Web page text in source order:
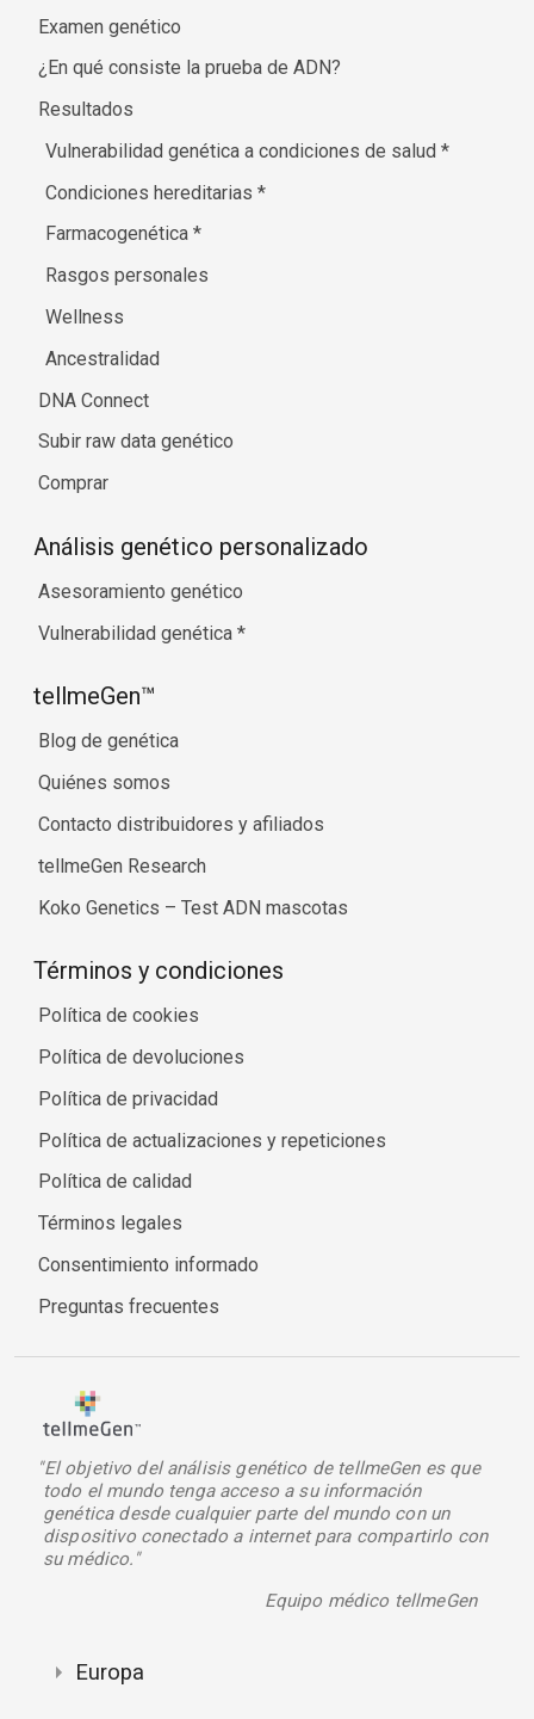
Examen genético
¿En qué consiste la prueba de ADN?
Resultados
Vulnerabilidad genética a condiciones de salud*
Condiciones hereditarias*
Farmacogenética*
Rasgos personales
Wellness
Ancestralidad
DNA Connect
Subir raw data genético
Comprar
Análisis genético personalizado
Asesoramiento genético
Vulnerabilidad genética *
tellmeGen™
Blog de genética
Quiénes somos
Contacto distribuidores y afiliados
tellmeGen Research
Koko Genetics – Test ADN mascotas
Términos y condiciones
Política de cookies
Política de devoluciones
Política de privacidad
Política de actualizaciones y repeticiones
Política de calidad
Términos legales
Consentimiento informado
Preguntas frecuentes
"El objetivo del análisis genético de tellmeGen es que
todo el mundo tenga acceso a su información
genética desde cualquier parte del mundo con un
dispositivo conectado a internet para compartirlo con
su médico."
Equipo médico tellmeGen
Europa